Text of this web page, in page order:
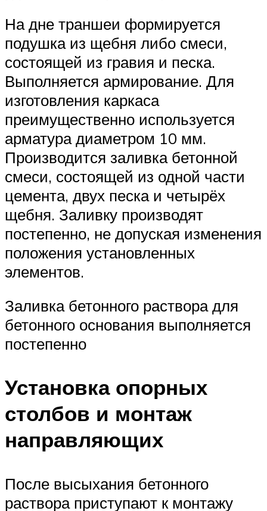
На дне траншеи формируется
подушка из щебня либо смеси,
состоящей из гравия и песка.
Выполняется армирование. Для
изготовления каркаса
преимущественно используется
арматура диаметром 10 мм.
Производится заливка бетонной
смеси, состоящей из одной части
цемента, двух песка и четырёх
щебня. Заливку производят
постепенно, не допуская изменения
положения установленных
элементов.
Заливка бетонного раствора для
бетонного основания выполняется
постепенно
Установка опорных
столбов и монтаж
направляющих
После высыхания бетонного
раствора приступают к монтажу